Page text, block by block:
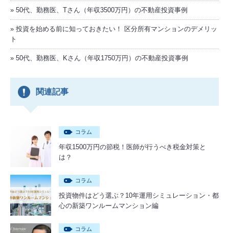
50代、勤務医、Tさん（年収3500万円）の不動産投資事例
投資を始める前に知っておきたい！ 区分所有マンションのデメリッ
ト
50代、勤務医、Kさん（年収1750万円）の不動産投資事例
関連記事
コラム
年収1500万円の節税！医師が行うべき税金対策と
は？
コラム
投資物件はどう選ぶ？10年運用シミュレーション・都
心の新築ワンルームマンション編
コラム